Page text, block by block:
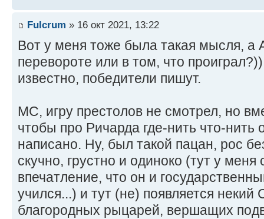
Fulcrum » 16 окт 2021, 13:22
Вот у меня тоже была такая мысля, а
перевороте или в том, что
известно, победители пишут.
МС, игру престолов не смотрел, но
чтобы про Ричарда где-нить что-нить
написано. Ну, был такой пацан, рос
скучно, грустно и одиноко (тут у меня
впечатление, что он и
учился...) и тут (не) появляется
благородных рыцарей, вершащих